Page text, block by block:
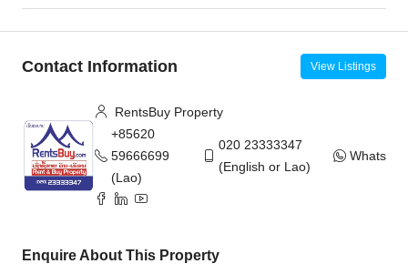
Contact Information View Listings
RentsBuy Property
+85620
59666699
(Lao)
020 23333347
(English or Lao)
WhatsApp
Enquire About This Property